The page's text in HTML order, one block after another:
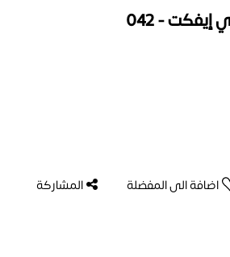
- 042
اضافة الى المفضلة المشاركة